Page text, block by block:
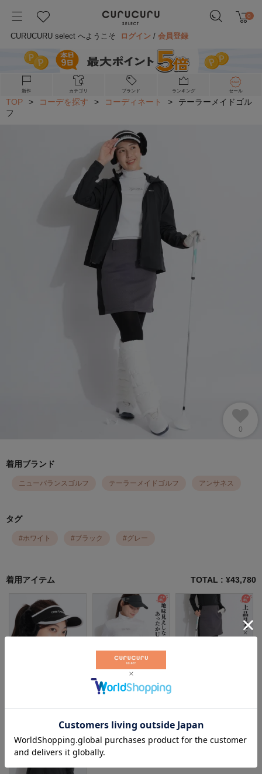
0
CURUCURU select へようこそ ログイン /会員登録
新作 カテゴリ ブランド ランキング セール
TOP > コーデを探す > コーディネート >
テーラーメイドゴル
フ
0
着用ブランド
ニューバランスゴルフ テーラーメイドゴルフ アンサネス
タグ
#ホワイト #ブラック #グレー
着用アイテム TOTAL : ¥43,780
テーラーメイドゴルフ